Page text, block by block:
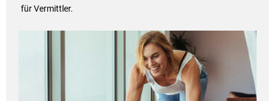
für Vermittler.